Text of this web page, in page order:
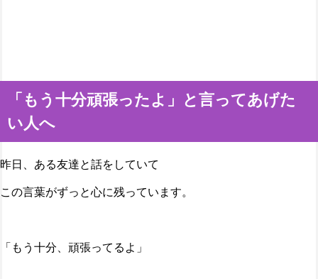
「もう十分頑張ったよ」と言ってあげた
い人へ
昨日、ある友達と話をしていて
この言葉がずっと心に残っています。
「もう十分、頑張ってるよ」